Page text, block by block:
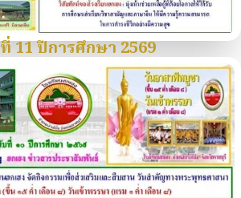
11 ปีการศึกษา 2569